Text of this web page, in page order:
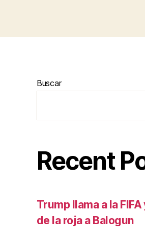
Buscar
Recent
Trump llama a la
de la roja a Balogun